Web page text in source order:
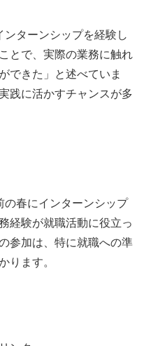
ターンシップを経験し
とで、実際の業務に触れ
できた」と述べていま
践に活かすチャンスが多
の春にインターンシップ
経験が就職活動に役立っ
参加は、特に就職への準
ります。